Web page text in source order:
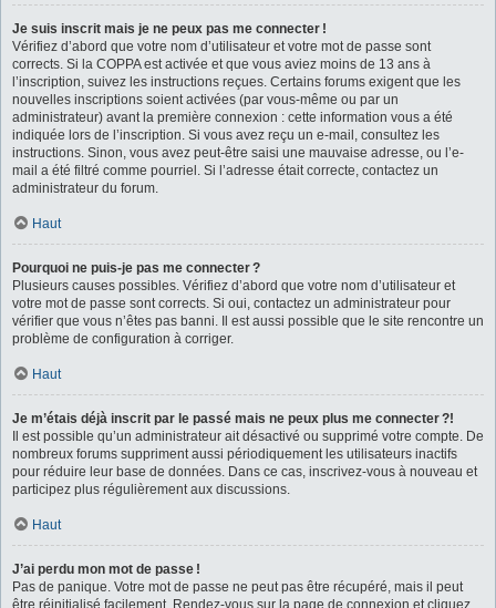
Je suis inscrit mais je ne peux pas me connecter !
Vérifiez d’abord que votre nom d’utilisateur et votre mot de passe sont
corrects. Si la COPPA est activée et que vous aviez moins de 13 ans à
l’inscription, suivez les instructions reçues. Certains forums exigent que les
nouvelles inscriptions soient activées (par vous-même ou par un
administrateur) avant la première connexion : cette information vous a été
indiquée lors de l’inscription. Si vous avez reçu un e-mail, consultez les
instructions. Sinon, vous avez peut-être saisi une mauvaise adresse, ou l’e-
mail a été filtré comme pourriel. Si l’adresse était correcte, contactez un
administrateur du forum.
Haut
Pourquoi ne puis-je pas me connecter ?
Plusieurs causes possibles. Vérifiez d’abord que votre nom d’utilisateur et
votre mot de passe sont corrects. Si oui, contactez un administrateur pour
vérifier que vous n’êtes pas banni. Il est aussi possible que le site rencontre un
problème de configuration à corriger.
Haut
Je m’étais déjà inscrit par le passé mais ne peux plus me connecter ?!
Il est possible qu’un administrateur ait désactivé ou supprimé votre compte. De
nombreux forums suppriment aussi périodiquement les utilisateurs inactifs
pour réduire leur base de données. Dans ce cas, inscrivez-vous à nouveau et
participez plus régulièrement aux discussions.
Haut
J’ai perdu mon mot de passe !
Pas de panique. Votre mot de passe ne peut pas être récupéré, mais il peut
être réinitialisé facilement. Rendez-vous sur la page de connexion et cliquez